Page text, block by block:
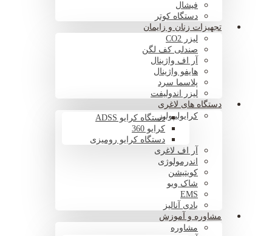
فیشال
دستگاه کوتر
تجهیزات زنان و زایمان
لیزر CO2
صندلی کف لگن
آر اف واژینال
هایفو واژینال
پلاسما سرد
لیزر اندولیفت
دستگاه های لاغری
کرایولیپولیزدستگاه کرایو ADSS
کرایو 360
دستگاه کرایو رومیزی
آر اف لاغری
اندرمولوژی
کویتیشن
شاک ویو
EMS
بادی آنالیز
مشاوره و آموزش
مشاوره